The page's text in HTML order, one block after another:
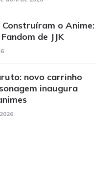
o Anime:
de JJK
novo carrinho
inaugura